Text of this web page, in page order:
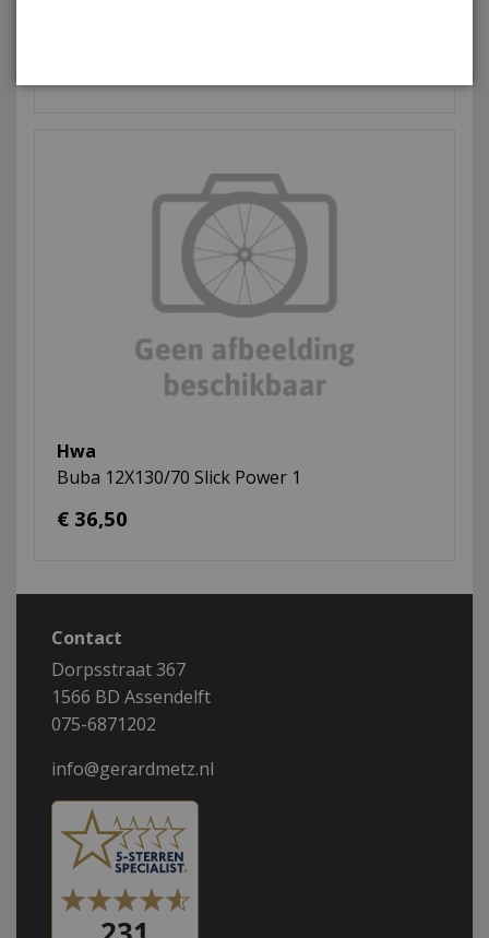
Hwa
Buba 12X130/70 Slick Power 1
€ 36,50
Contact
Dorpsstraat 367
1566 BD Assendelft
075-6871202
info@gerardmetz.nl